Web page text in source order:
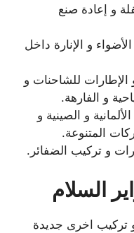
و إعادة صنع
و الإنارة داخل
الإطارات للشاحنات و
و الفارهة.
و الصينية و
المتنوعة.
و تركيب الضفائر.
السلام
تركيب اخرى جديدة